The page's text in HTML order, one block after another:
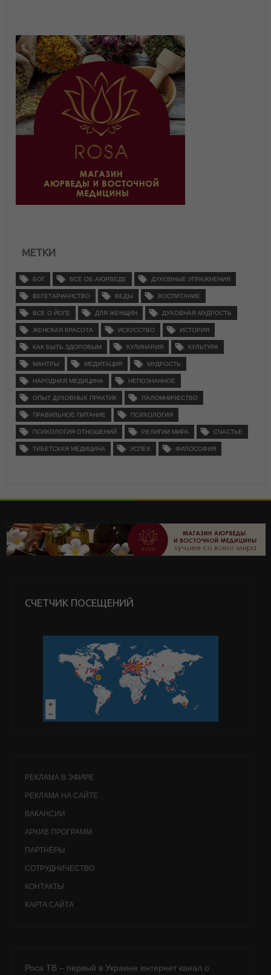
МЕТКИ
БОГ ВСЕ ОБ АЮРВЕДЕ ДУХОВНЫЕ УПРАЖНЕНИЯ
ВЕГЕТАРИАНСТВО ВЕДЫ ВОСПИТАНИЕ
ВСЕ О ЙОГЕ ДЛЯ ЖЕНЩИН ДУХОВНАЯ МУДРОСТЬ
ЖЕНСКАЯ КРАСОТА ИСКУССТВО ИСТОРИЯ
КАК БЫТЬ ЗДОРОВЫМ КУЛИНАРИЯ КУЛЬТУРА
МАНТРЫ МЕДИТАЦИЯ МУДРОСТЬ
НАРОДНАЯ МЕДИЦИНА НЕПОЗНАННОЕ
ОПЫТ ДУХОВНЫХ ПРАКТИК ПАЛОМНИЧЕСТВО
ПРАВИЛЬНОЕ ПИТАНИЕ ПСИХОЛОГИЯ
ПСИХОЛОГИЯ ОТНОШЕНИЙ РЕЛИГИИ МИРА СЧАСТЬЕ
ТИБЕТСКАЯ МЕДИЦИНА УСПЕХ ФИЛОСОФИЯ
СЧЕТЧИК ПОСЕЩЕНИЙ
РЕКЛАМА В ЭФИРЕ
РЕКЛАМА НА САЙТЕ
ВАКАНСИИ
АРХИВ ПРОГРАММ
ПАРТНЁРЫ
СОТРУДНИЧЕСТВО
КОНТАКТЫ
КАРТА САЙТА
Роса ТВ – первый в Украине интернет канал о